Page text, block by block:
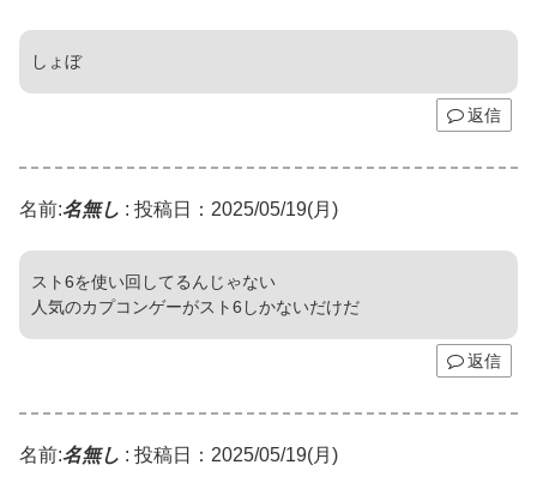
しょぼ
返信
名前:名無し : 投稿日：2025/05/19(月)
スト6を使い回してるんじゃない
人気のカプコンゲーがスト6しかないだけだ
返信
名前:名無し : 投稿日：2025/05/19(月)